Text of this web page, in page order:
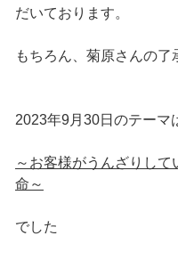
だいております。
もちろん、菊原さんの了
2023年9月30日のテーマ
～お客様がうんざりし
命～
でした